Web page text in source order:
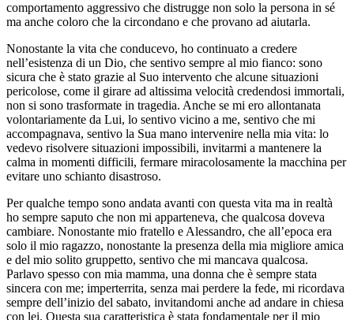
comportamento aggressivo che distrugge non solo la persona in sé
ma anche coloro che la circondano e che provano ad aiutarla.
Nonostante la vita che conducevo, ho continuato a credere
nell’esistenza di un Dio, che sentivo sempre al mio fianco: sono
sicura che è stato grazie al Suo intervento che alcune situazioni
pericolose, come il girare ad altissima velocità credendosi immortali,
non si sono trasformate in tragedia. Anche se mi ero allontanata
volontariamente da Lui, lo sentivo vicino a me, sentivo che mi
accompagnava, sentivo la Sua mano intervenire nella mia vita: lo
vedevo risolvere situazioni impossibili, invitarmi a mantenere la
calma in momenti difficili, fermare miracolosamente la macchina per
evitare uno schianto disastroso.
Per qualche tempo sono andata avanti con questa vita ma in realtà
ho sempre saputo che non mi apparteneva, che qualcosa doveva
cambiare. Nonostante mio fratello e Alessandro, che all’epoca era
solo il mio ragazzo, nonostante la presenza della mia migliore amica
e del mio solito gruppetto, sentivo che mi mancava qualcosa.
Parlavo spesso con mia mamma, una donna che è sempre stata
sincera con me; imperterrita, senza mai perdere la fede, mi ricordava
sempre dell’inizio del sabato, invitandomi anche ad andare in chiesa
con lei. Questa sua caratteristica è stata fondamentale per il mio